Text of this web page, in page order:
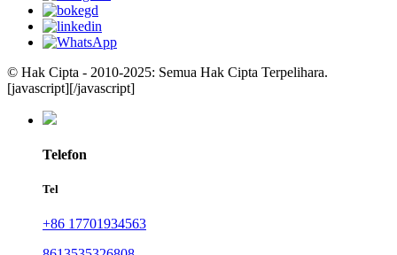
© Hak Cipta - 2010-2025: Semua Hak Cipta Terpelihara.
[javascript][/javascript]
Telefon
Tel
+86 17701934563